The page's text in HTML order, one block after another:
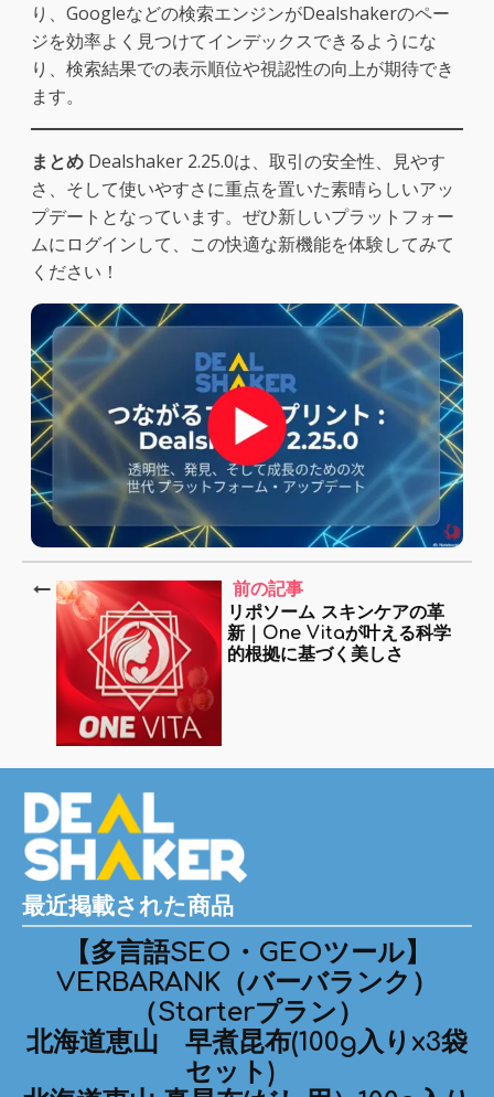
り、Googleなどの検索エンジンがDealshakerのペー
ジを効率よく見つけてインデックスできるようにな
り、検索結果での表示順位や視認性の向上が期待でき
ます。
まとめ Dealshaker 2.25.0は、取引の安全性、見やす
さ、そして使いやすさに重点を置いた素晴らしいアッ
プデートとなっています。ぜひ新しいプラットフォー
ムにログインして、この快適な新機能を体験してみて
ください！
前の記事
リポソーム スキンケアの革
新｜One Vitaが叶える科学
的根拠に基づく美しさ
最近掲載された商品
【多言語SEO・GEOツール】
VERBARANK（バーバランク）
（Starterプラン）
北海道恵山 早煮昆布(100g入りx3袋
セット)